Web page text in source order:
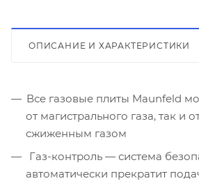
ОПИСАНИЕ И ХАРАКТЕРИСТИКИ
Все газовые плиты Maunfeld
от магистрального газа, так и
сжиженным газом
Газ-контроль — система
автоматически прекратит